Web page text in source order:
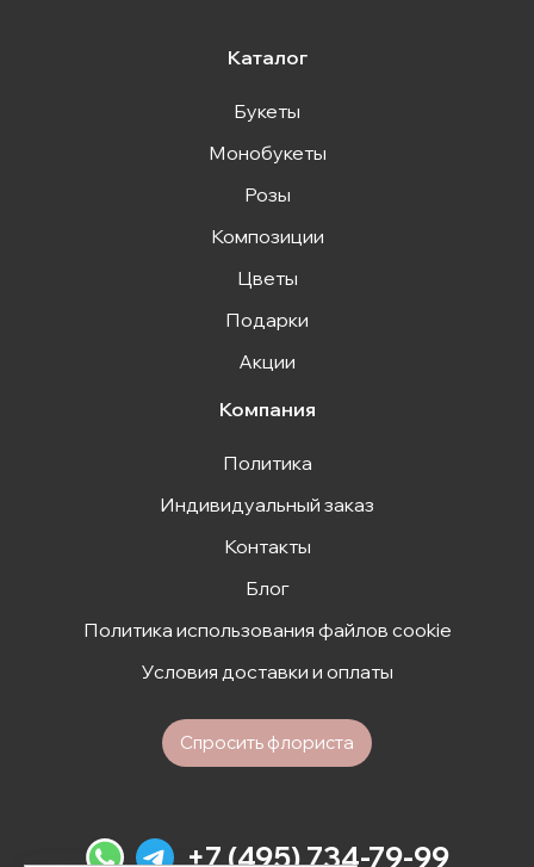
Каталог
Букеты
Монобукеты
Розы
Композиции
Цветы
Подарки
Акции
Компания
Политика
Индивидуальный заказ
Контакты
Блог
Политика использования файлов cookie
Условия доставки и оплаты
Спросить флориста
+7 (495) 734-79-99